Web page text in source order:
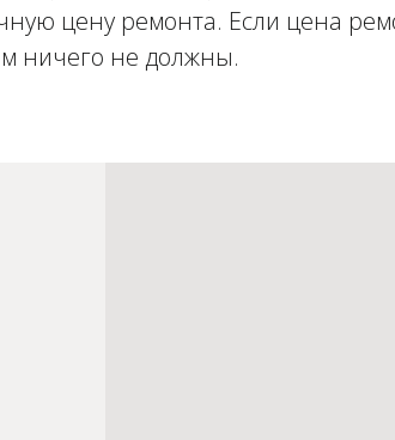
цену ремонта. Если цена
ничего не должны.